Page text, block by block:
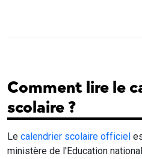
Comment lire le
scolaire ?
Le calendrier scolaire officiel
ministère de l'Education